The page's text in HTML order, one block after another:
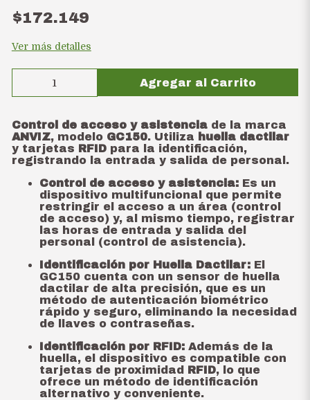
$172.149
Ver más detalles
Agregar al Carrito
Control de acceso y asistenciade la marca
ANVIZ, modelo GC150. Utiliza huella dactilar
y tarjetas RFIDpara la identificación,
registrando la entrada y salida de personal.
Control de acceso y asistencia:Es un
dispositivo multifuncional que permite
restringir el acceso a un área (control
de acceso) y, al mismo tiempo, registrar
las horas de entrada y salida del
personal (control de asistencia).
Identificación por Huella Dactilar:El
GC150 cuenta con un sensor de huella
dactilar de alta precisión, que es un
método de autenticación biométrico
rápido y seguro, eliminando la necesidad
de llaves o contraseñas.
Identificación por RFID:Además de la
huella, el dispositivo es compatible con
tarjetas de proximidad RFID, lo que
ofrece un método de identificación
alternativo y conveniente.